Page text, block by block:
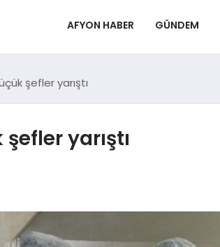
AFYON HABER GÜNDEM
şefler yarıştı
yarıştı